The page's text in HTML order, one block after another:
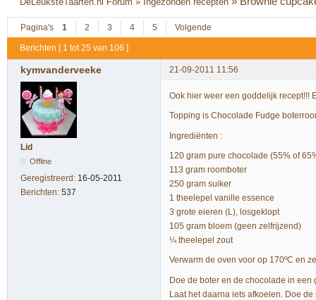
Pagina's 1 2 3 4 5 Volgende
Berichten [ 1 tot 25 van 106 ]
kymvanderveeke 21-09-2011 11:56
Lid
Offline
Geregistreerd: 16-05-2011
Berichten: 537
Ook hier weer een goddelijk recept!!!
Topping is Chocolade Fudge
Ingrediënten :
120 gram pure chocolade (55% of
113 gram roomboter
250 gram suiker
1 theelepel vanille essence
3 grote eieren (L), losgeklopt
105 gram bloem (geen zelfrijzend)
¼ theelepel zout
Verwarm de oven voor op 170ºC en
Doe de boter en de chocolade in
Laat het daarna iets afkoelen. Doe